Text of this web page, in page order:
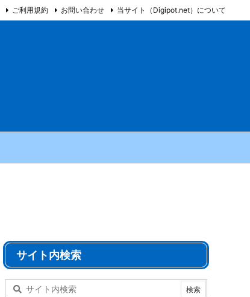
ご利用規約 お問い合わせ 当サイト（Digipot.net）について
サイト内検索